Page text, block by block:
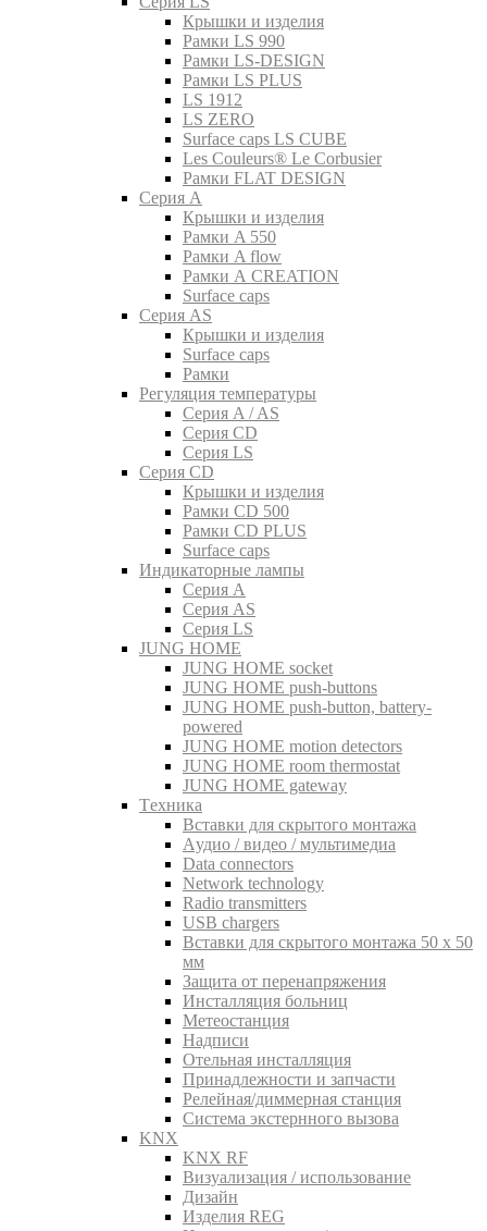
Крышки и изделия
Рамки LS 990
Рамки LS-DESIGN
Рамки LS PLUS
LS 1912
LS ZERO
Surface caps LS CUBE
Les Couleurs® Le Corbusier
Рамки FLAT DESIGN
Серия A
Крышки и изделия
Рамки A 550
Рамки A flow
Рамки A CREATION
Surface caps
Серия AS
Крышки и изделия
Surface caps
Рамки
Регуляция температуры
Серия A / AS
Серия CD
Серия LS
Серия CD
Крышки и изделия
Рамки CD 500
Рамки CD PLUS
Surface caps
Индикаторные лампы
Серия A
Серия AS
Серия LS
JUNG HOME
JUNG HOME socket
JUNG HOME push-buttons
JUNG HOME push-button, battery-
powered
JUNG HOME motion detectors
JUNG HOME room thermostat
JUNG HOME gateway
Tехника
Вставки для скрытого монтажа
Aудио / видео / мультимедиа
Data connectors
Network technology
Radio transmitters
USB chargers
Вставки для скрытого монтажа 50 x 50
мм
Защита от перенапряжения
Инсталляция больниц
Метеостанция
Надписи
Отельная инсталляция
Принадлежности и запчасти
Релейная/диммерная станция
Система экстернного вызова
KNX
KNX RF
Визуализация / использование
Дизайн
Изделия REG